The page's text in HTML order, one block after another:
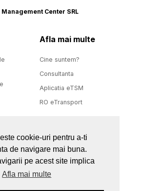
cookie-uri pentru a-ti
de navigare mai buna.
pe acest site implica
Afla mai multe
Center SRL
Afla mai multe
Cine suntem?
Consultanta
Aplicatia eTSM
RO eTransport
Website
Confidentialitate
Politica cookie